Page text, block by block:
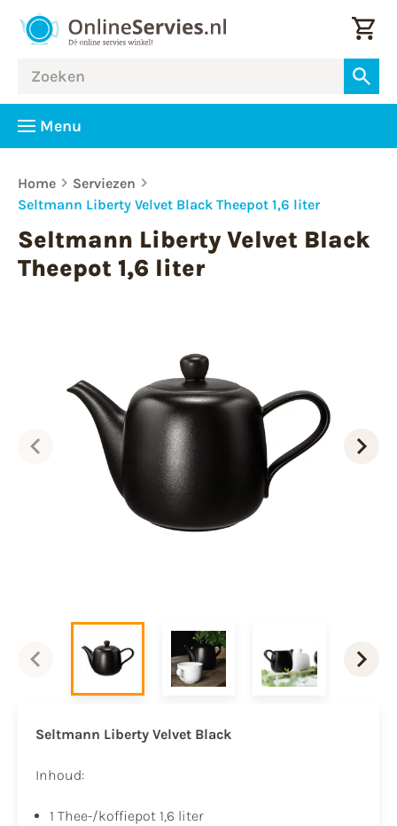
Menu
Home
Serviezen
Seltmann Liberty Velvet Black Theepot 1,6 liter
Seltmann Liberty Velvet Black
Theepot 1,6 liter
Seltmann Liberty Velvet Black
Inhoud:
1 Thee-/koffiepot 1,6 liter